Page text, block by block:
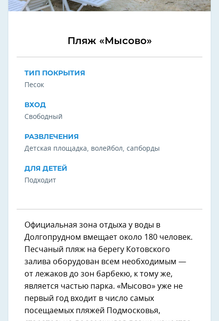
Пляж «Мысово»
ТИП ПОКРЫТИЯ
Песок
ВХОД
Свободный
РАЗВЛЕЧЕНИЯ
Детская площадка, волейбол, сапборды
ДЛЯ ДЕТЕЙ
Подходит
Официальная зона отдыха у воды в
Долгопрудном вмещает около 180 человек.
Песчаный пляж на берегу Котовского
залива оборудован всем необходимым —
от лежаков до зон барбекю, к тому же,
является частью парка. «Мысово» уже не
первый год входит в число самых
посещаемых пляжей Подмосковья,